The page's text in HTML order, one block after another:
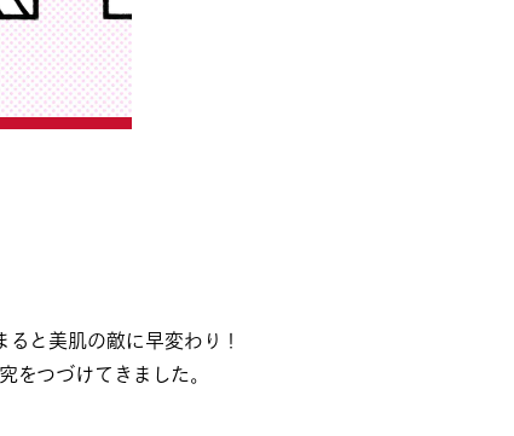
と美肌の敵に早変わり！
つづけてきました。